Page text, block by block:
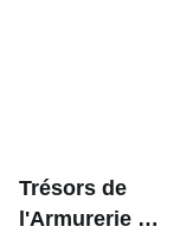
Trésors de
l'Armurerie du